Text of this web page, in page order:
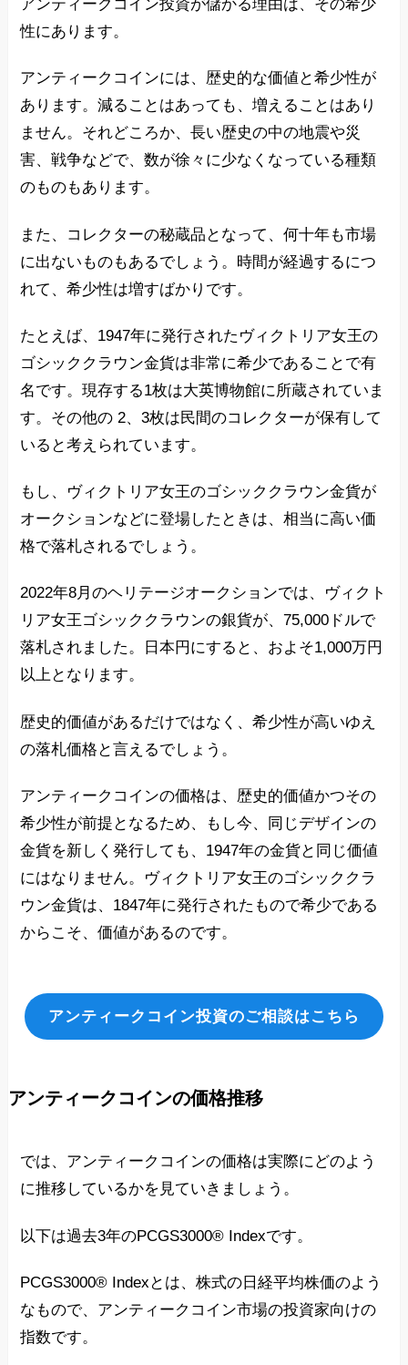
アンティークコイン投資が儲かる理由は、その希少
性にあります。
アンティークコインには、歴史的な価値と希少性が
あります。減ることはあっても、増えることはあり
ません。それどころか、長い歴史の中の地震や災
害、戦争などで、数が徐々に少なくなっている種類
のものもあります。
また、コレクターの秘蔵品となって、何十年も市場
に出ないものもあるでしょう。時間が経過するにつ
れて、希少性は増すばかりです。
たとえば、1947年に発行されたヴィクトリア女王の
ゴシッククラウン金貨は非常に希少であることで有
名です。現存する1枚は大英博物館に所蔵されていま
す。その他の 2、3枚は民間のコレクターが保有して
いると考えられています。
もし、ヴィクトリア女王のゴシッククラウン金貨が
オークションなどに登場したときは、相当に高い価
格で落札されるでしょう。
2022年8月のヘリテージオークションでは、ヴィクト
リア女王ゴシッククラウンの銀貨が、75,000ドルで
落札されました。日本円にすると、およそ1,000万円
以上となります。
歴史的価値があるだけではなく、希少性が高いゆえ
の落札価格と言えるでしょう。
アンティークコインの価格は、歴史的価値かつその
希少性が前提となるため、もし今、同じデザインの
金貨を新しく発行しても、1947年の金貨と同じ価値
にはなりません。ヴィクトリア女王のゴシッククラ
ウン金貨は、1847年に発行されたもので希少である
からこそ、価値があるのです。
アンティークコイン投資のご相談はこちら
アンティークコインの価格推移
では、アンティークコインの価格は実際にどのよう
に推移しているかを見ていきましょう。
以下は過去3年のPCGS3000® Indexです。
PCGS3000® Indexとは、株式の日経平均株価のよう
なもので、アンティークコイン市場の投資家向けの
指数です。